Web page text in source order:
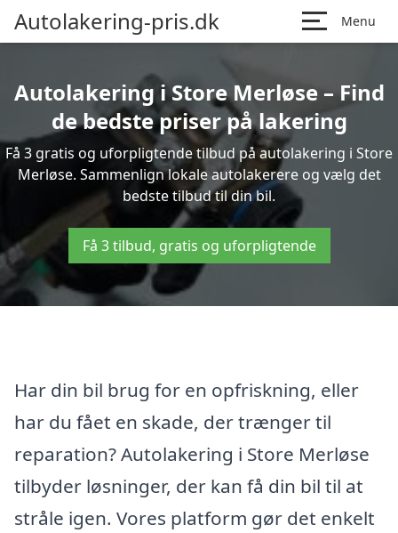
Autolakering-pris.dk Menu
Autolakering i Store Merløse – Find
de bedste priser på lakering
Få 3 gratis og uforpligtende tilbud på autolakering i Store
Merløse. Sammenlign lokale autolakerere og vælg det
bedste tilbud til din bil.
Få 3 tilbud, gratis og uforpligtende
Har din bil brug for en opfriskning, eller
har du fået en skade, der trænger til
reparation? Autolakering i Store Merløse
tilbyder løsninger, der kan få din bil til at
stråle igen. Vores platform gør det enkelt